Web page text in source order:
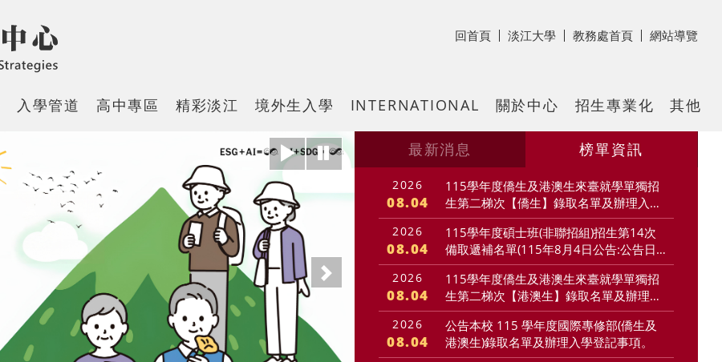
回首頁 淡江大學 教務處首頁 網站導覽
入學管道 高中專區 精彩淡江 境外生入學 INTERNATIONAL 關於中心 招生專業化 其他
下一頁
最新消息 榜單資訊
2026
08.04
115學年度僑生及港澳生來臺就學單獨招
生第二梯次【僑生】錄取名單及辦理入學
登記事項
2026
08.04
115學年度碩士班(非聯招組)招生第14次
備取遞補名單(115年8月4日公告:公告日
起至115年8月11日上午10:00止線上報
到)
2026
08.04
115學年度僑生及港澳生來臺就學單獨招
生第二梯次【港澳生】錄取名單及辦理入
學登記事項
2026
08.04
公告本校 115 學年度國際專修部(僑生及
港澳生)錄取名單及辦理入學登記事項。